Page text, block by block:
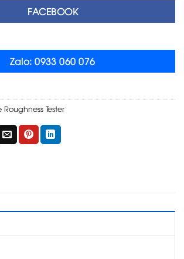
FACEBOOK
Zalo: 0933 060 076
Roughness Tester